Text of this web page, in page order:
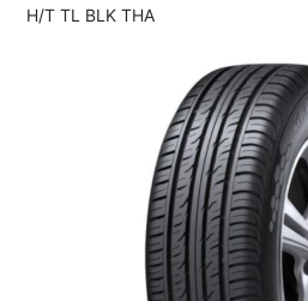
H/T TL BLK THA